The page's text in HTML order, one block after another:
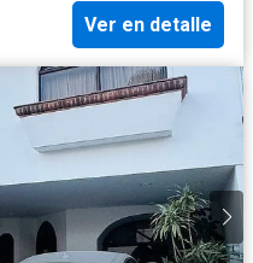
Ver en detalle